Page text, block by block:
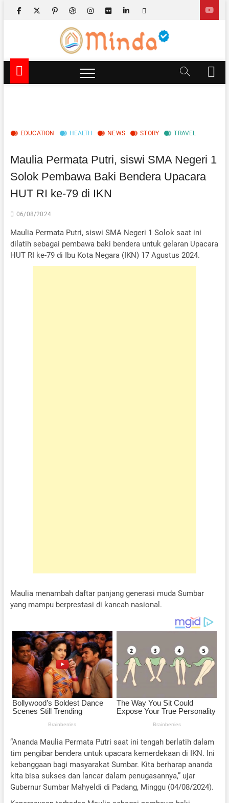
facebook
x.compinterest
dribbbleinstagram
flickrlinkedinthemefreesia
Minda TV
NEWS & EDUTAINMENT
M
e
o
EDUCATION HEALTH NEWS STORY TRAVEL
Maulia Permata Putri, siswi SMA Negeri 1
Solok Pembawa Baki Bendera Upacara
HUT RI ke-79 di IKN
06/08/2024
Maulia Permata Putri, siswi SMA Negeri 1 Solok saat ini
dilatih sebagai pembawa baki bendera untuk gelaran Upacara
HUT RI ke-79 di Ibu Kota Negara (IKN) 17 Agustus 2024.
Maulia menambah daftar panjang generasi muda Sumbar
yang mampu berprestasi di kancah nasional.
“Ananda Maulia Permata Putri saat ini tengah berlatih dalam
tim pengibar bendera untuk upacara kemerdekaan di IKN. Ini
kebanggaan bagi masyarakat Sumbar. Kita berharap ananda
kita bisa sukses dan lancar dalam penugasannya,” ujar
Gubernur Sumbar Mahyeldi di Padang, Minggu (04/08/2024).